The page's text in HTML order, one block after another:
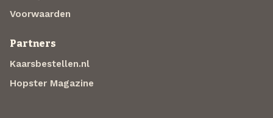
Voorwaarden
Partners
Kaarsbestellen.nl
Hopster Magazine